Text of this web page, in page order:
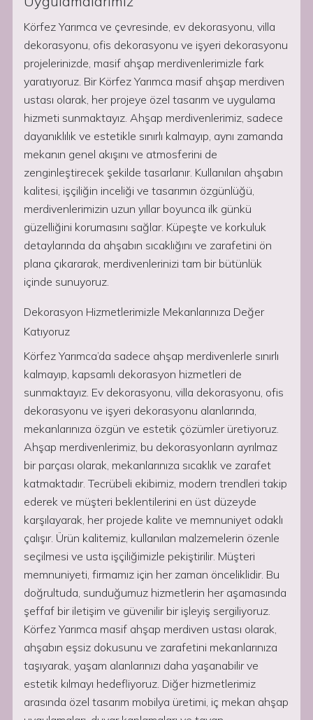
Körfez Yarımca ve çevresinde, ev dekorasyonu, villa
dekorasyonu, ofis dekorasyonu ve işyeri dekorasyonu
projelerinizde, masif ahşap merdivenlerimizle fark
yaratıyoruz. Bir Körfez Yarımca masif ahşap merdiven
ustası olarak, her projeye özel tasarım ve uygulama
hizmeti sunmaktayız. Ahşap merdivenlerimiz, sadece
dayanıklılık ve estetikle sınırlı kalmayıp, aynı zamanda
mekanın genel akışını ve atmosferini de
zenginleştirecek şekilde tasarlanır. Kullanılan ahşabın
kalitesi, işçiliğin inceliği ve tasarımın özgünlüğü,
merdivenlerimizin uzun yıllar boyunca ilk günkü
güzelliğini korumasını sağlar. Küpeşte ve korkuluk
detaylarında da ahşabın sıcaklığını ve zarafetini ön
plana çıkararak, merdivenlerinizi tam bir bütünlük
içinde sunuyoruz.
Dekorasyon Hizmetlerimizle Mekanlarınıza Değer
Katıyoruz
Körfez Yarımca’da sadece ahşap merdivenlerle sınırlı
kalmayıp, kapsamlı dekorasyon hizmetleri de
sunmaktayız. Ev dekorasyonu, villa dekorasyonu, ofis
dekorasyonu ve işyeri dekorasyonu alanlarında,
mekanlarınıza özgün ve estetik çözümler üretiyoruz.
Ahşap merdivenlerimiz, bu dekorasyonların ayrılmaz
bir parçası olarak, mekanlarınıza sıcaklık ve zarafet
katmaktadır. Tecrübeli ekibimiz, modern trendleri takip
ederek ve müşteri beklentilerini en üst düzeyde
karşılayarak, her projede kalite ve memnuniyet odaklı
çalışır. Ürün kalitemiz, kullanılan malzemelerin özenle
seçilmesi ve usta işçiliğimizle pekiştirilir. Müşteri
memnuniyeti, firmamız için her zaman önceliklidir. Bu
doğrultuda, sunduğumuz hizmetlerin her aşamasında
şeffaf bir iletişim ve güvenilir bir işleyiş sergiliyoruz.
Körfez Yarımca masif ahşap merdiven ustası olarak,
ahşabın eşsiz dokusunu ve zarafetini mekanlarınıza
taşıyarak, yaşam alanlarınızı daha yaşanabilir ve
estetik kılmayı hedefliyoruz. Diğer hizmetlerimiz
arasında özel tasarım mobilya üretimi, iç mekan ahşap